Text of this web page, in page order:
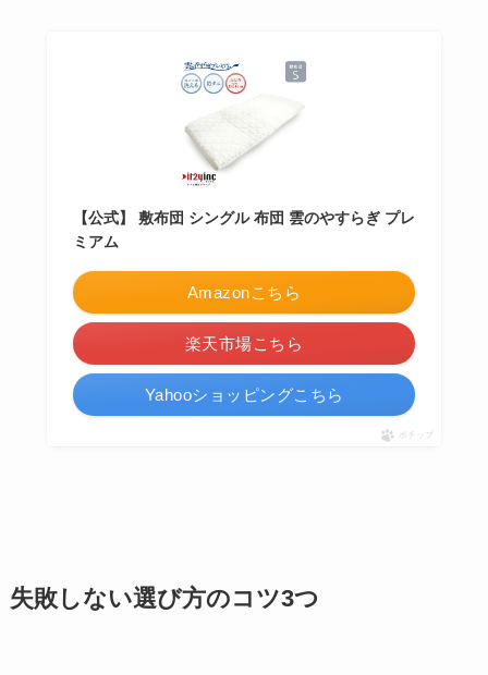
【公式】 敷布団 シングル 布団 雲のやすらぎ プレ
ミアム
Amazonこちら
楽天市場こちら
Yahooショッピングこちら
ポチップ
失敗しない選び方のコツ3つ